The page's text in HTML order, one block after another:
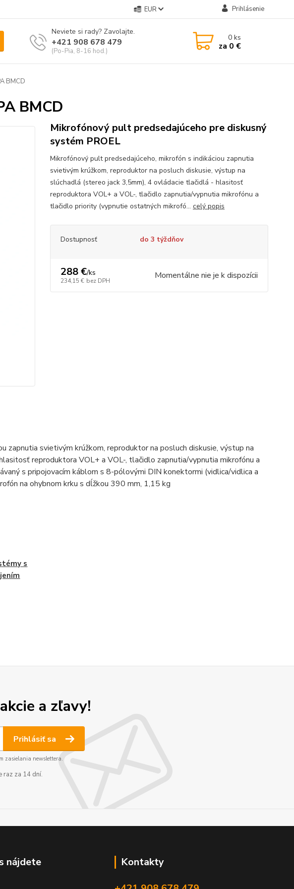
EUR Prihlásenie
Neviete si rady? Zavolajte.
+421 908 678 479
(Po-Pia, 8-16 hod.)
0ks
za 0 €
BMCD
BMCD
Mikrofónový pult predsedajúceho pre diskusný
systém PROEL
Mikrofónový pult predsedajúceho, mikrofón s indikáciou zapnutia
svietivým krúžkom, reproduktor na posluch diskusie, výstup na
slúchadlá (stereo jack 3,5mm), 4 ovládacie tlačidlá - hlasitosť
reproduktora VOL+ a VOL-, tlačidlo zapnutia/vypnutia mikrofónu a
tlačidlo priority (vypnutie ostatných mikrofó... celý popis
Dostupnosť do 3 týždňov
288 €/ks
234,15 € bez DPH Momentálne nie je k dispozícii
zapnutia svietivým krúžkom, reproduktor na posluch diskusie, výstup na
reproduktora VOL+ a VOL-, tlačidlo zapnutia/vypnutia mikrofónu a
s pripojovacím káblom s 8-pólovými DIN konektormi (vidlica/vidlica a
na ohybnom krku s dĺžkou 390 mm, 1,15 kg
s
a zľavy!
Prihlásiť sa
zasielania newslettera.
raz za 14 dní.
nájdete
Kontakty